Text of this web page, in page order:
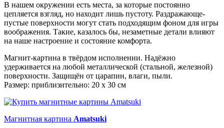
В нашем окружении есть места, за которые постоянно
цепляется взгляд, но находит лишь пустоту. Раздражающе-
пустые поверхности могут стать подходящим фоном для игры
воображения. Такие, казалось бы, незаметные детали влияют
на наше настроение и состояние комфорта.
Магнит-картина в твёрдом исполнении. Надёжно
удерживается на любой металлической (стальной, железной)
поверхности. Защищён от царапин, влаги, пыли.
Размер: приблизительно: 20 х 30 см
Магнитная картина Amatsuki